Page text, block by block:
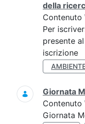
della
Contenuto
Per
presente
iscrizione
Giornata
Contenuto
Giornata